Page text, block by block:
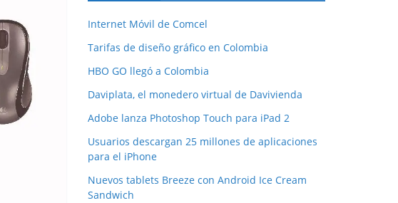
Internet Móvil de Comcel
Tarifas de diseño gráfico en Colombia
HBO GO llegó a Colombia
Daviplata, el monedero virtual de Davivienda
Adobe lanza Photoshop Touch para iPad 2
Usuarios descargan 25 millones de aplicaciones
para el iPhone
Nuevos tablets Breeze con Android Ice Cream
Sandwich